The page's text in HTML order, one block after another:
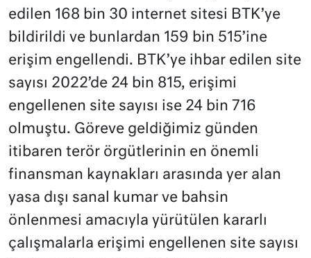
edilen 168 bin 30 internet sitesi BTK’ye
bildirildi ve bunlardan 159 bin 515’ine
erişim engellendi. BTK’ye ihbar edilen site
sayısı 2022’de 24 bin 815, erişimi
engellenen site sayısı ise 24 bin 716
olmuştu. Göreve geldiğimiz günden
itibaren terör örgütlerinin en önemli
finansman kaynakları arasında yer alan
yasa dışı sanal kumar ve bahsin
önlenmesi amacıyla yürütülen kararlı
çalışmalarla erişimi engellenen site sayısı